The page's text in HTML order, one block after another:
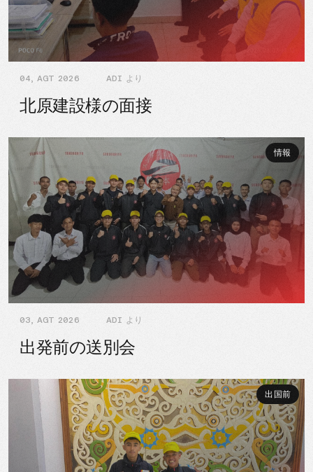
04, AGT 2026 ADI より
北原建設様の面接
情報
03, AGT 2026 ADI より
出発前の送別会
出国前